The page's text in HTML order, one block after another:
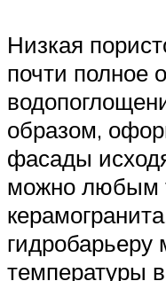
Низкая
почти полное
образом,
фасады
можно любым
гидробарьеру
температуры